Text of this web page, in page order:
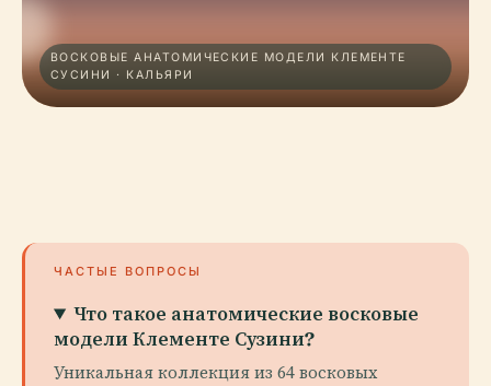
ВОСКОВЫЕ АНАТОМИЧЕСКИЕ МОДЕЛИ КЛЕМЕНТЕ
СУСИНИ · КАЛЬЯРИ
ЧАСТЫЕ ВОПРОСЫ
Что такое анатомические восковые
модели Клементе Сузини?
Уникальная коллекция из 64 восковых